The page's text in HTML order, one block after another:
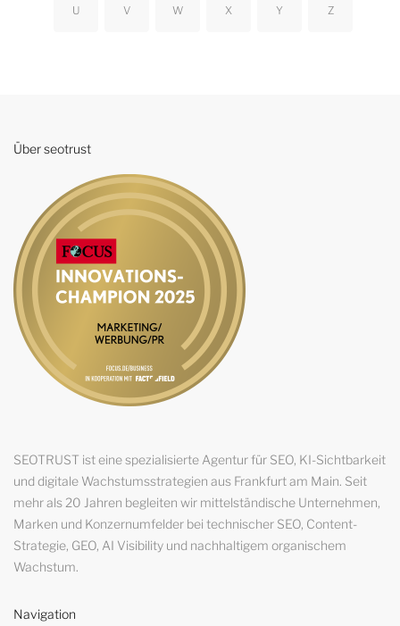
U V W X Y Z
Über seotrust
SEOTRUST ist eine spezialisierte Agentur für SEO, KI-Sichtbarkeit
und digitale Wachstumsstrategien aus Frankfurt am Main. Seit
mehr als 20 Jahren begleiten wir mittelständische Unternehmen,
Marken und Konzernumfelder bei technischer SEO, Content-
Strategie, GEO, AI Visibility und nachhaltigem organischem
Wachstum.
Navigation